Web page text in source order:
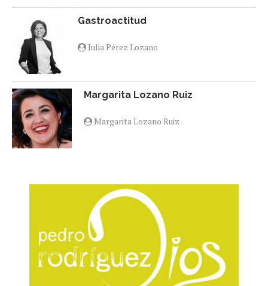
Gastroactitud
Julia Pérez Lozano
Margarita Lozano Ruiz
Margarita Lozano Ruiz